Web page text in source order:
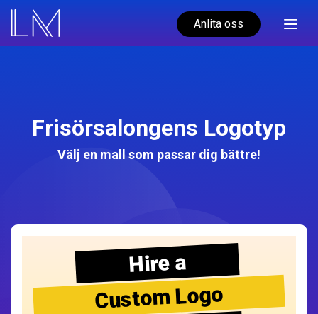
Anlita oss
Frisörsalongens Logotyp
Välj en mall som passar dig bättre!
Hire a
Custom Logo